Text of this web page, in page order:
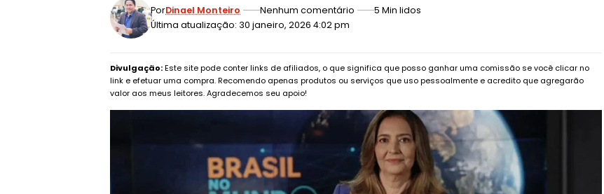
Última atualização: 30 janeiro, 2026 4:02 pm
PorDinael Monteiro Nenhum comentário 5 Min lidos
Divulgação:Este site pode conter links de afiliados, o que significa que posso ganhar uma comissão se você clicar no
link e efetuar uma compra. Recomendo apenas produtos ou serviços que uso pessoalmente e acredito que agregarão
valor aos meus leitores. Agradecemos seu apoio!